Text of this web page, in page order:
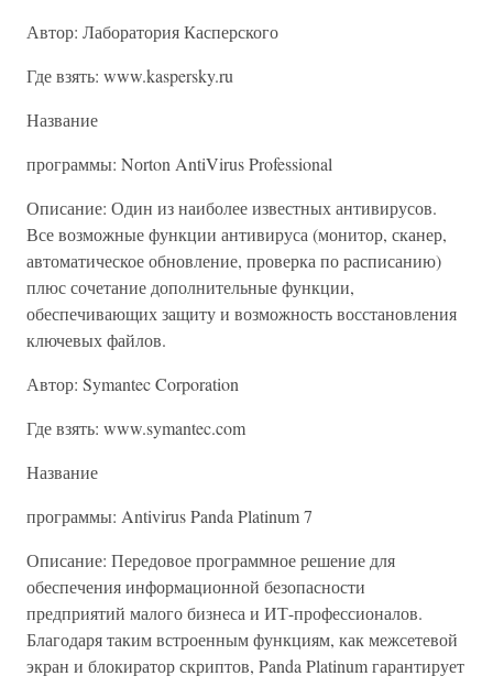
Автор: Лаборатория Касперского
Где взять: www.kaspersky.ru
Название
программы: Nоrton AntiVirus Professional
Описание: Один из наиболее известных антивирусов.
Все возможные функции антивируса (монитор, сканер,
автоматическое обновление, проверка по расписанию)
плюс сочетание дополнительные функции,
обеспечивающих защиту и возможность восстановления
ключевых файлов.
Автор: Symantec Corporation
Где взять: www.symantec.com
Название
программы: Antivirus Panda Platinum 7
Описание: Передовое программное решение для
обеспечения информационной безопасности
предприятий малого бизнеса и ИТ-профессионалов.
Благодаря таким встроенным функциям, как межсетевой
экран и блокиратор скриптов, Panda Platinum гарантирует